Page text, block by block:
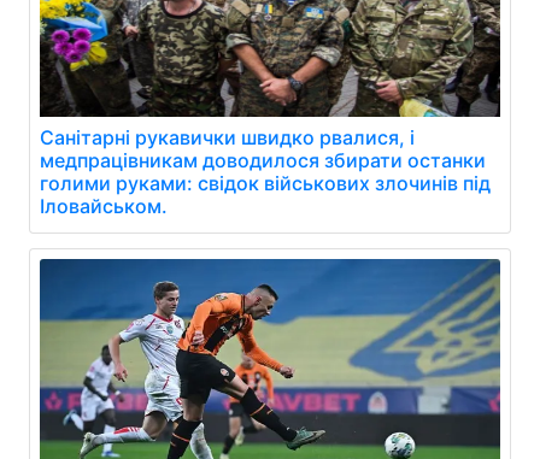
Санітарні рукавички швидко рвалися, і
медпрацівникам доводилося збирати останки
голими руками: свідок військових злочинів під
Іловайськом.